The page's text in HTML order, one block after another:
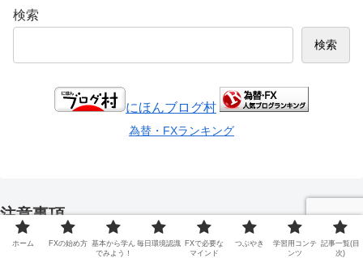
検索
検索
にほんブログ村
為替・FXランキング
注意事項
このブログのコンテンツは管理人の相場に対する見解を解説し
ホーム FXの始め方 基本から学ん
でみよう！
毎日環境認識 FXで必要な
マインド
つぶやき
学習用コンテ
ンツ
記事一覧(目
次)